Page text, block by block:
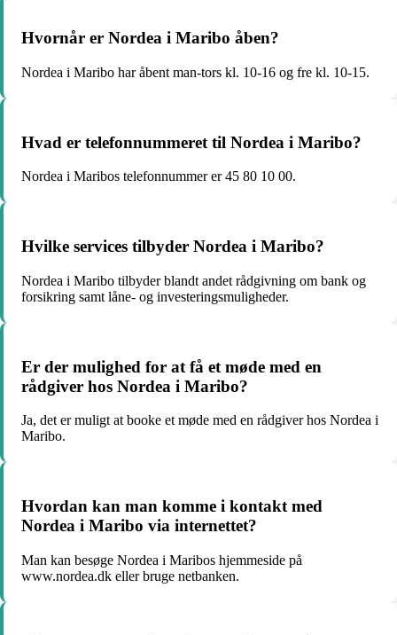
Hvornår er Nordea i Maribo åben?
Nordea i Maribo har åbent man-tors kl. 10-16 og fre kl. 10-15.
Hvad er telefonnummeret til Nordea i Maribo?
Nordea i Maribos telefonnummer er 45 80 10 00.
Hvilke services tilbyder Nordea i Maribo?
Nordea i Maribo tilbyder blandt andet rådgivning om bank og
forsikring samt låne- og investeringsmuligheder.
Er der mulighed for at få et møde med en
rådgiver hos Nordea i Maribo?
Ja, det er muligt at booke et møde med en rådgiver hos Nordea i
Maribo.
Hvordan kan man komme i kontakt med
Nordea i Maribo via internettet?
Man kan besøge Nordea i Maribos hjemmeside på
www.nordea.dk eller bruge netbanken.